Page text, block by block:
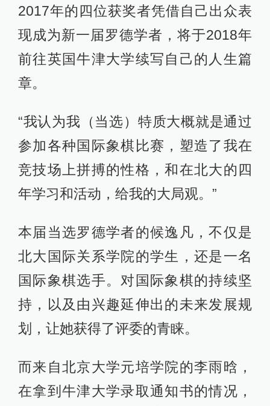
2017年的四位获奖者凭借自己出众表
现成为新一届罗德学者，将于2018年
前往英国牛津大学续写自己的人生篇
章。
“我认为我（当选）特质大概就是通过
参加各种国际象棋比赛，塑造了我在
竞技场上拼搏的性格，和在北大的四
年学习和活动，给我的大局观。”
本届当选罗德学者的候逸凡，不仅是
北大国际关系学院的学生，还是一名
国际象棋选手。对国际象棋的持续坚
持，以及由兴趣延伸出的未来发展规
划，让她获得了评委的青睐。
而来自北京大学元培学院的李雨晗，
在拿到牛津大学录取通知书的情况，